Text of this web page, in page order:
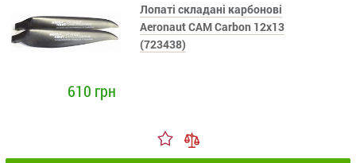
Лопаті складані карбонові
Aeronaut CAM Carbon 12x13
(723438)
610 грн